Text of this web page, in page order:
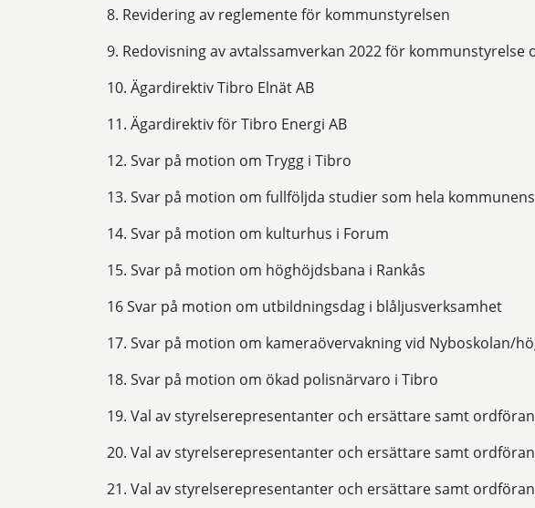
8. Revidering av reglemente för kommunstyrelsen
9. Redovisning av avtalssamverkan 2022 för kommunstyrelse
10. Ägardirektiv Tibro Elnät AB
11. Ägardirektiv för Tibro Energi AB
12. Svar på motion om Trygg i Tibro
13. Svar på motion om fullföljda studier som hela
14. Svar på motion om kulturhus i Forum
15. Svar på motion om höghöjdsbana i Rankås
16 Svar på motion om utbildningsdag i blåljusverksamhet
17. Svar på motion om kameraövervakning vid Nyboskolan/
18. Svar på motion om ökad polisnärvaro i Tibro
19. Val av styrelserepresentanter och ersättare samt
20. Val av styrelserepresentanter och ersättare samt
21. Val av styrelserepresentanter och ersättare samt